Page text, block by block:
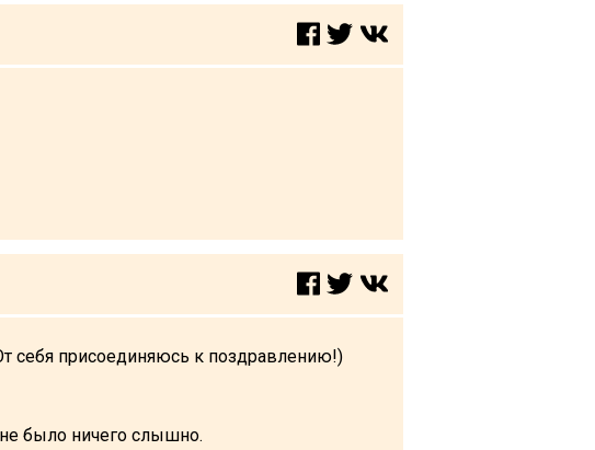
себя присоединяюсь к поздравлению!)
было ничего слышно.